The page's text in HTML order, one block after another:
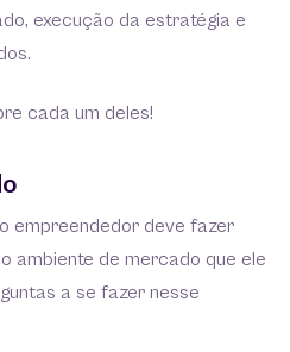
execução da estratégia e
cada um deles!
empreendedor deve fazer
ambiente de mercado que ele
a se fazer nesse